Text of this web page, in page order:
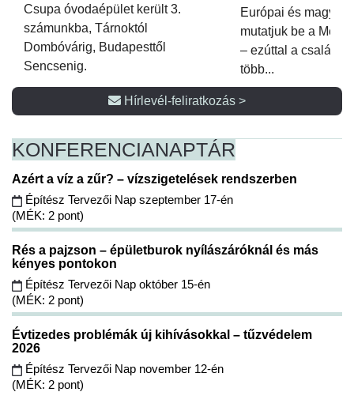
Csupa óvodaépület került 3.
számunkba, Tárnoktól
Dombóvárig, Budapesttől
Sencsenig.
Európai és magyar
mutatjuk be a
– ezúttal a családi
több...
Hírlevél-feliratkozás >
KONFERENCIANAPTÁR
Azért a víz a zűr? – vízszigetelések rendszerben
Építész Tervezői Nap szeptember 17-én
(MÉK: 2 pont)
Rés a pajzson – épületburok nyílászáróknál és más
kényes pontokon
Építész Tervezői Nap október 15-én
(MÉK: 2 pont)
Évtizedes problémák új kihívásokkal – tűzvédelem
2026
Építész Tervezői Nap november 12-én
(MÉK: 2 pont)